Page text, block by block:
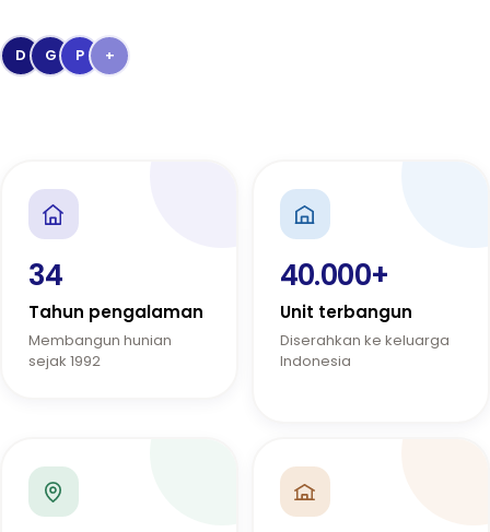
D G P +
34
Tahun pengalaman
Membangun hunian
sejak 1992
40.000+
Unit terbangun
Diserahkan ke keluarga
Indonesia